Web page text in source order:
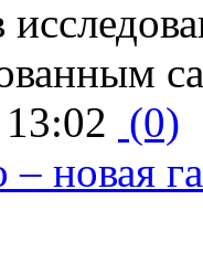
(0)
– новая